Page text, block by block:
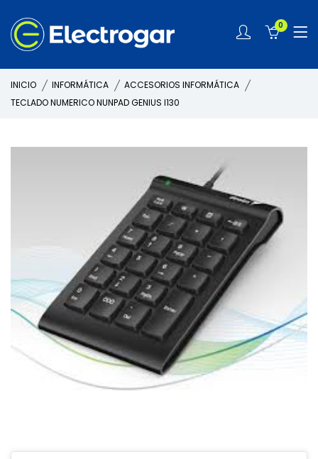
0
INICIO INFORMÁTICA
ACCESORIOS INFORMÁTICA
TECLADO NUMERICO NUNPAD GENIUS I130